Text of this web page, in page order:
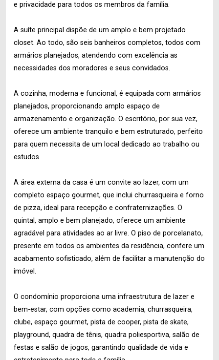
e privacidade para todos os membros da família.
A suíte principal dispõe de um amplo e bem projetado
closet. Ao todo, são seis banheiros completos, todos com
armários planejados, atendendo com excelência as
necessidades dos moradores e seus convidados.
A cozinha, moderna e funcional, é equipada com armários
planejados, proporcionando amplo espaço de
armazenamento e organização. O escritório, por sua vez,
oferece um ambiente tranquilo e bem estruturado, perfeito
para quem necessita de um local dedicado ao trabalho ou
estudos.
A área externa da casa é um convite ao lazer, com um
completo espaço gourmet, que inclui churrasqueira e forno
de pizza, ideal para recepção e confraternizações. O
quintal, amplo e bem planejado, oferece um ambiente
agradável para atividades ao ar livre. O piso de porcelanato,
presente em todos os ambientes da residência, confere um
acabamento sofisticado, além de facilitar a manutenção do
imóvel.
O condomínio proporciona uma infraestrutura de lazer e
bem-estar, com opções como academia, churrasqueira,
clube, espaço gourmet, pista de cooper, pista de skate,
playground, quadra de tênis, quadra poliesportiva, salão de
festas e salão de jogos, garantindo qualidade de vida e